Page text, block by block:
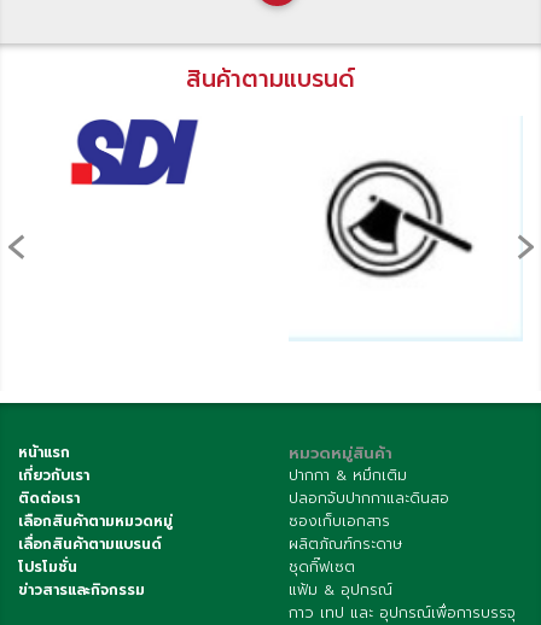
สินค้าตามแบรนด์
‹ ›
หน้าแรก
เกี่ยวกับเรา
ติดต่อเรา
เลือกสินค้าตามหมวดหมู่
เลื่อกสินค้าตามแบรนด์
โปรโมชั่น
ข่าวสารและกิจกรรม
หมวดหมู่สินค้า
ปากกา & หมึกเติม
ปลอกจับปากกาและดินสอ
ซองเก็บเอกสาร
ผลิตภัณฑ์กระดาษ
ชุดกิ๊ฟเซต
แฟ้ม & อุปกรณ์
กาว เทป และ อุปกรณ์เพื่อการบรรจุ